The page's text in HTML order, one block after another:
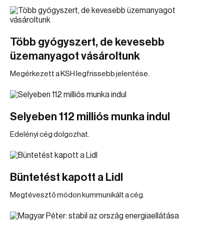
Több gyógyszert, de kevesebb
üzemanyagot vásároltunk
Megérkezett a KSH legfrissebb jelentése.
Selyeben 112 milliós munka indul
Edelényi cég dolgozhat.
Büntetést kapott a Lidl
Megtévesztő módon kummunikált a cég.